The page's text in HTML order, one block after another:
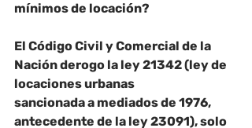
mínimos de locación?
El Código Civil y Comercial de la
Nación derogo la ley 21342 (ley de
locaciones urbanas
sancionada a mediados de 1976,
antecedente de la ley 23091), solo